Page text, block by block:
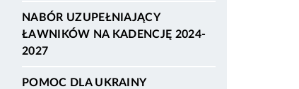
NABÓR UZUPEŁNIAJĄCY
ŁAWNIKÓW NA KADENCJĘ 2024-
2027
POMOC DLA UKRAINY